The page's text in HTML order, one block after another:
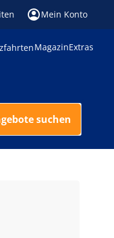
Mein Konto
MagazinExtras
suchen